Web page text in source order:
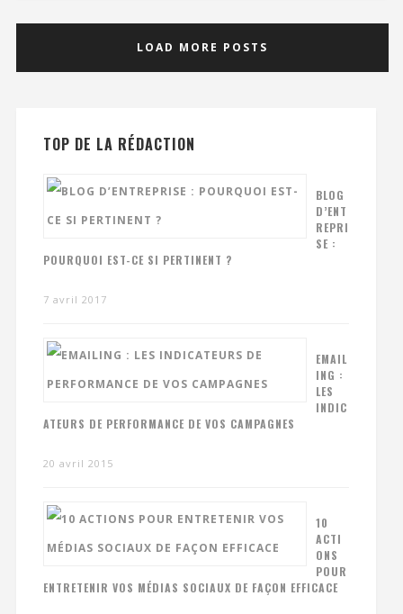
LOAD MORE POSTS
TOP DE LA RÉDACTION
BLOG
D’ENT
REPRI
SE :
POURQUOI EST-CE SI PERTINENT ?
7 avril 2017
EMAIL
ING :
LES
INDIC
ATEURS DE PERFORMANCE DE VOS CAMPAGNES
20 avril 2015
10
ACTI
ONS
POUR
ENTRETENIR VOS MÉDIAS SOCIAUX DE FAÇON EFFICACE